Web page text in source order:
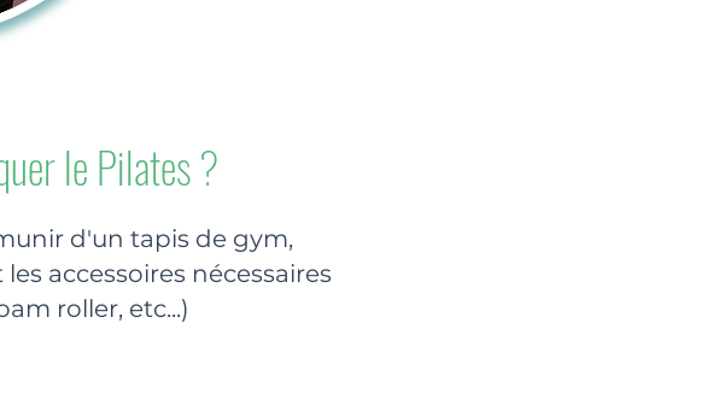
le Pilates ?
d'un tapis de gym,
accessoires nécessaires
roller, etc...)